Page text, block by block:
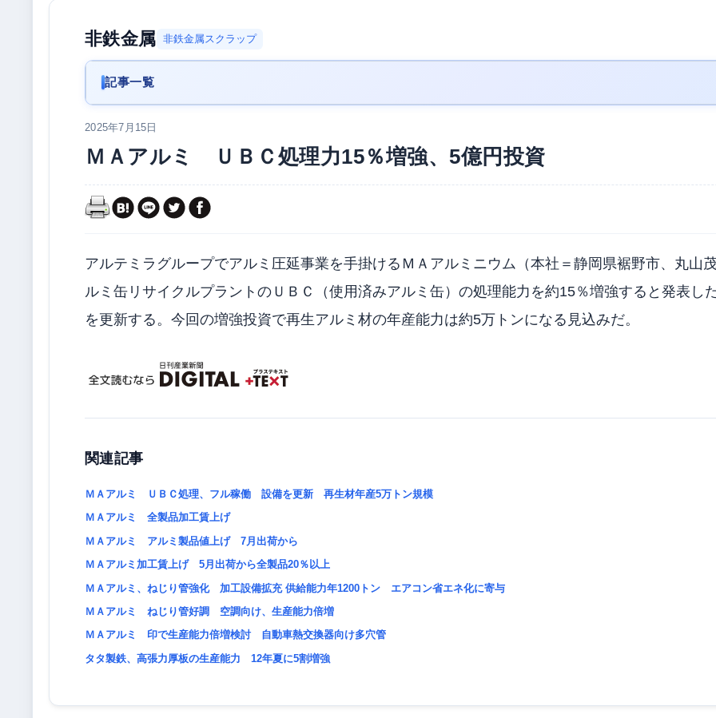
非鉄金属 非鉄金属スクラップ
記事一覧
2025年7月15日
ＭＡアルミ ＵＢＣ処理力15％増強、5億円投資
アルテミラグループでアルミ圧延事業を手掛けるＭＡアルミニウム（本社＝静岡県裾野市、丸山
ルミ缶リサイクルプラントのＵＢＣ（使用済みアルミ缶）の処理能力を約15％増強すると発表し
を更新する。今回の増強投資で再生アルミ材の年産能力は約5万トンになる見込みだ。
関連記事
ＭＡアルミ ＵＢＣ処理、フル稼働 設備を更新 再生材年産5万トン規模
ＭＡアルミ 全製品加工賃上げ
ＭＡアルミ アルミ製品値上げ 7月出荷から
ＭＡアルミ加工賃上げ 5月出荷から全製品20％以上
ＭＡアルミ、ねじり管強化 加工設備拡充 供給能力年1200トン エアコン省エネ化に寄与
ＭＡアルミ ねじり管好調 空調向け、生産能力倍増
ＭＡアルミ 印で生産能力倍増検討 自動車熱交換器向け多穴管
タタ製鉄、高張力厚板の生産能力 12年夏に5割増強